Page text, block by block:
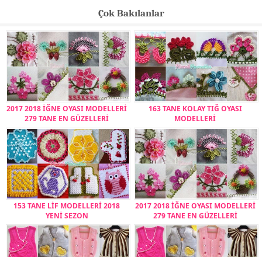
Çok Bakılanlar
2017 2018 İĞNE OYASI MODELLERİ
279 TANE EN GÜZELLERİ
163 TANE KOLAY TIĞ OYASI
MODELLERİ
153 TANE LİF MODELLERİ 2018
YENİ SEZON
2017 2018 İĞNE OYASI MODELLERİ
279 TANE EN GÜZELLERİ